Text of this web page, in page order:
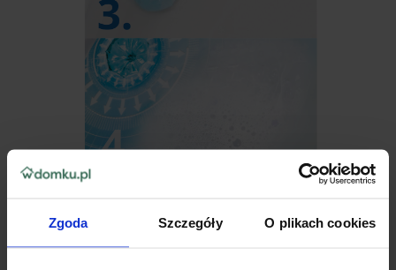
Zgoda Szczegóły O plikach cookies
SPOSÓB UŻYCIA:
Przed użyciem upewnij się, że toaleta jest czysta.